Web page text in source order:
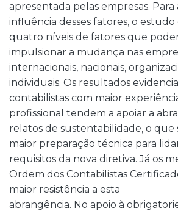
apresentada pelas empresas. Para
influência desses fatores, o
quatro níveis de fatores que
impulsionar a mudança nas
internacionais, nacionais,
individuais. Os resultados
contabilistas com maior
profissional tendem a apoiar a
relatos de sustentabilidade, o que
maior preparação técnica para
requisitos da nova diretiva. Já os
Ordem dos Contabilistas
maior resistência a esta
abrangência. No apoio à